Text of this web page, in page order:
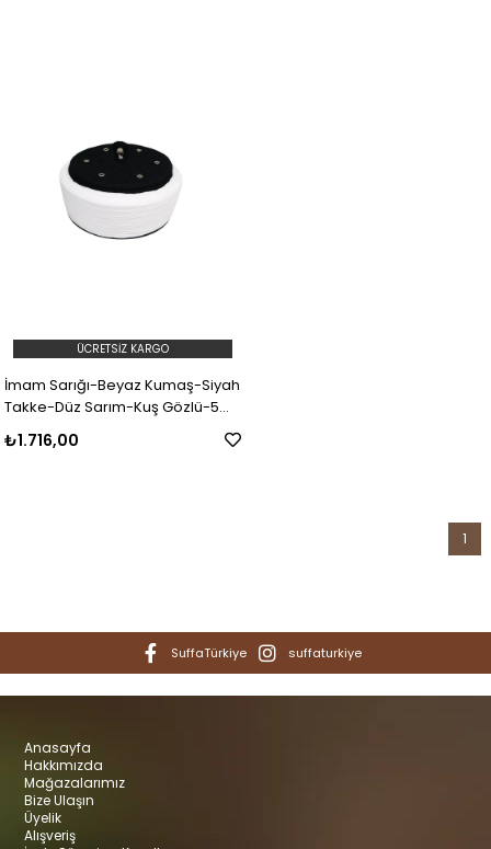
İmam Sarığı-Beyaz Kumaş-Siyah
Takke-Düz Sarım-Kuş Gözlü-5
metre
₺1.716,00
ÜCRETSIZ KARGO
1
SuffaTürkiye suffaturkiye
Anasayfa
Hakkımızda
Mağazalarımız
Bize Ulaşın
Üyelik
Alışveriş